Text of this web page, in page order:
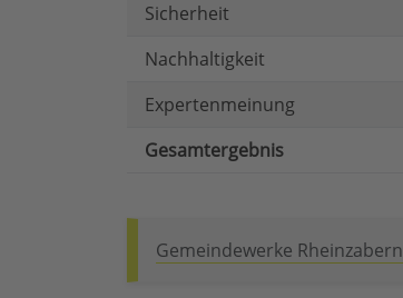
Sicherheit
Nachhaltigkeit
Expertenmeinung
Gesamtergebnis
Gemeindewerke Rheinzabern